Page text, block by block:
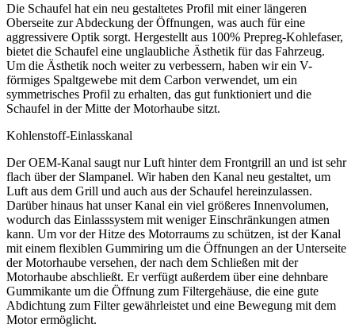
Die Schaufel hat ein neu gestaltetes Profil mit einer längeren
Oberseite zur Abdeckung der Öffnungen, was auch für eine
aggressivere Optik sorgt. Hergestellt aus 100% Prepreg-Kohlefaser,
bietet die Schaufel eine unglaubliche Ästhetik für das Fahrzeug.
Um die Ästhetik noch weiter zu verbessern, haben wir ein V-
förmiges Spaltgewebe mit dem Carbon verwendet, um ein
symmetrisches Profil zu erhalten, das gut funktioniert und die
Schaufel in der Mitte der Motorhaube sitzt.
Kohlenstoff-Einlasskanal
Der OEM-Kanal saugt nur Luft hinter dem Frontgrill an und ist sehr
flach über der Slampanel. Wir haben den Kanal neu gestaltet, um
Luft aus dem Grill und auch aus der Schaufel hereinzulassen.
Darüber hinaus hat unser Kanal ein viel größeres Innenvolumen,
wodurch das Einlasssystem mit weniger Einschränkungen atmen
kann. Um vor der Hitze des Motorraums zu schützen, ist der Kanal
mit einem flexiblen Gummiring um die Öffnungen an der Unterseite
der Motorhaube versehen, der nach dem Schließen mit der
Motorhaube abschließt. Er verfügt außerdem über eine dehnbare
Gummikante um die Öffnung zum Filtergehäuse, die eine gute
Abdichtung zum Filter gewährleistet und eine Bewegung mit dem
Motor ermöglicht.